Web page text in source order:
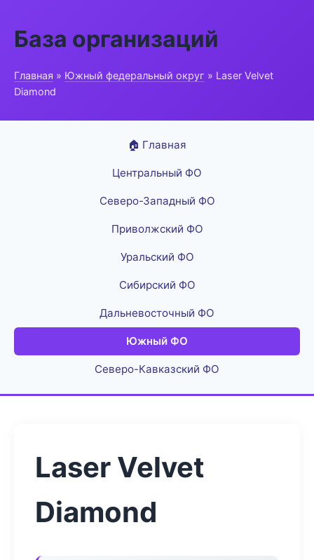
База организаций
Главная » Южный федеральный округ » Laser Velvet
Diamond
🏠 Главная
Центральный ФО
Северо-Западный ФО
Приволжский ФО
Уральский ФО
Сибирский ФО
Дальневосточный ФО
Южный ФО
Северо-Кавказский ФО
Laser Velvet
Diamond